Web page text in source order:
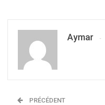
Aymar
PRÉCÉDENT